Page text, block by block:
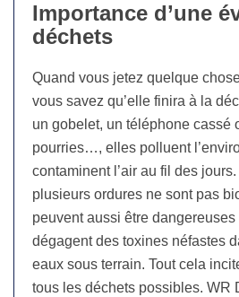
Importance d’une
déchets
Quand vous jetez quelque
vous savez qu’elle finira à la
un gobelet, un téléphone cassé
pourries…, elles polluent
contaminent l’air au fil des
plusieurs ordures ne sont pas
peuvent aussi être dangereuses
dégagent des toxines néfastes
eaux sous terrain. Tout cela
tous les déchets possibles. WR